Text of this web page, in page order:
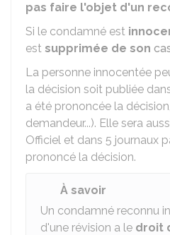
pas faire l'objet d'un
Si le condamné est
est supprimée de son
La personne innocentée
la décision soit publiée
a été prononcée la
demandeur...). Elle sera
Officiel et dans 5 journaux
prononcé la décision.
À savoir
Un condamné reconnu
d'une révision a le droit